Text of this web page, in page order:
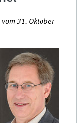
31. Oktober